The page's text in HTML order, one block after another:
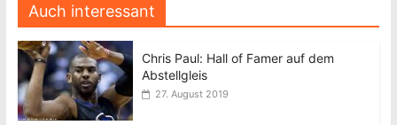
Auch interessant
Chris Paul: Hall of Famer auf dem
Abstellgleis
27. August 2019